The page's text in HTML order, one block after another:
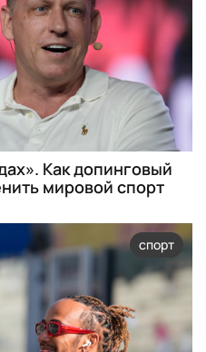
Как допинговый
мировой спорт
спорт